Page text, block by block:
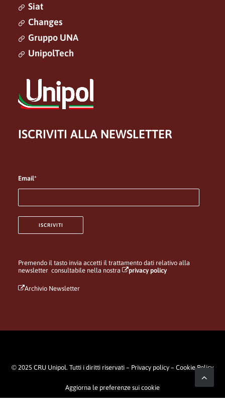
Siat
Changes
Gruppo UNA
UnipolTech
ISCRIVITI ALLA NEWSLETTER
Email*
Premendo il tasto invia accetti il trattamento dati relativo alla
newsletter consultabile nella nostra
privacy policy
Archivio Newsletter
© 2025 CRU Unipol. Tutti i diritti riservati – Privacy policy – Cookie Policy
Aggiorna le preferenze sui cookie